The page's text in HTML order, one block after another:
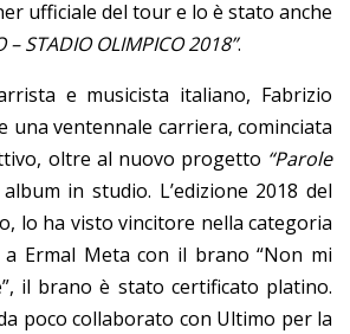
ufficiale del tour e lo è stato anche
– STADIO OLIMPICO 2018”.
e musicista italiano, Fabrizio
una ventennale carriera, cominciata
oltre al nuovo progetto “Parole
in studio. L’edizione 2018 del
lo ha visto vincitore nella categoria
a Ermal Meta con il brano “Non mi
il brano è stato certificato platino.
poco collaborato con Ultimo per la